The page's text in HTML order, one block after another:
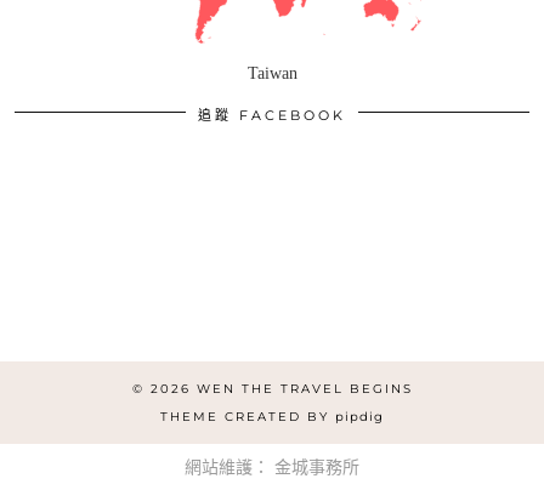
Taiwan
追蹤 FACEBOOK
© 2026 WEN THE TRAVEL BEGINS
THEME CREATED BY pipdig
網站維護： 金城事務所